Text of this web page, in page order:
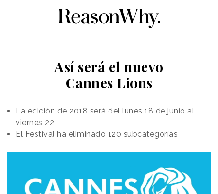
Así será el nuevo
Cannes Lions
La edición de 2018 será del lunes 18 de junio al
viernes 22
El Festival ha eliminado 120 subcategorías